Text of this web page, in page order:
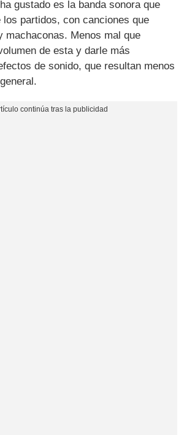
gustado es la banda sonora que
los partidos, con canciones que
machaconas. Menos mal que
de esta y darle más
de sonido, que resultan menos